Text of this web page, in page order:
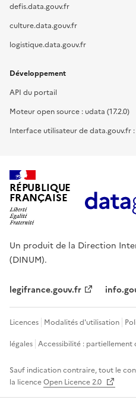
defis.data.gouv.fr
culture.data.gouv.fr
logistique.data.gouv.fr
Développement
API du portail
Moteur open source : udata (17.2.0)
Interface utilisateur de data.gouv.fr
RÉPUBLIQUE
FRANÇAISE
Un produit de la Direction
(DINUM).
legifrance.gouv.fr
Licences Modalités d'utilisation
légales Accessibilité : partiellement
Sauf indication contraire, tout le
la licenceOpen Licence 2.0